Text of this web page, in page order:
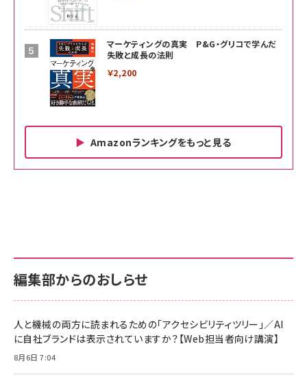
マーケティングの真実 P&G・グリコで学んだ
失敗と成長の法則
￥2,200
Amazonランキングをもっと見る
￥880
anan(アンアン)2026/06/24号 No.2500増刊
スペシャルエディション[王道エンタメの矜持／
￥1,100
年後半、あなたの恋と運命／山田涼介]
サポート正規品 メーカー保証5年 KLMEA128G
NIMASO ガラスフィルム iPhone 17 用 保護フィ
すい ガイド枠付き いPhone17 (6.3インチ) 対応
2枚セット DSP25F1698
￥1,599
【New】Amazon Fire TV Stick HD | 手軽にスト
サポート正規品 メーカー保証5年 KLMEA128G
Amazon eギフトカード - Amazonロゴ - クラ
￥5,000
ケーブル Anker絡まないケーブル 240W 結束バン
編集部からのおしらせ
人と機械の両方に読まれるための「アクセシビリティツリー」／AI
に自社ブランドは表示されていますか？【Web担当者向け講演】
8月6日 7:04